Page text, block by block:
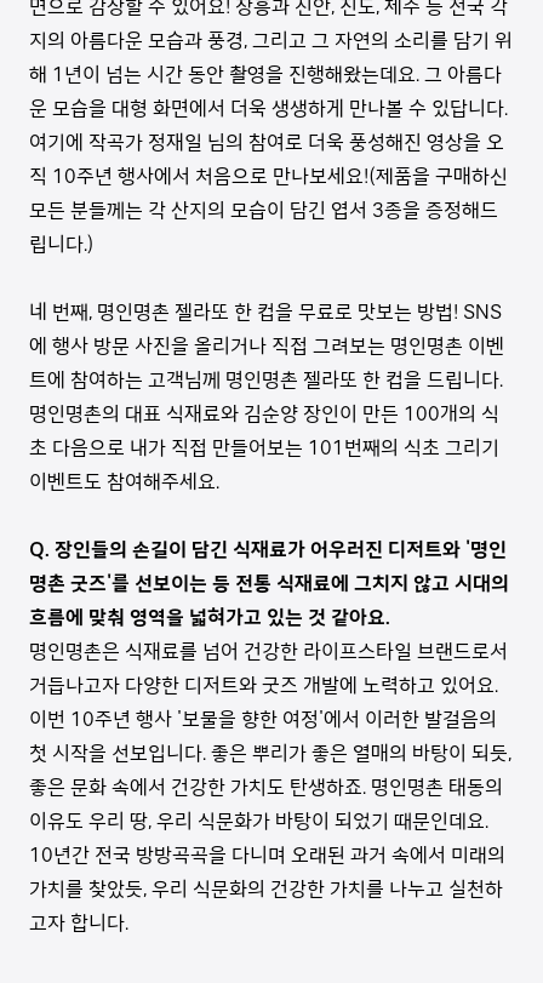
면으로 감상할 수 있어요! 장흥과 신안, 진도, 제주 등 전국 각
지의 아름다운 모습과 풍경, 그리고 그 자연의 소리를 담기 위
해 1년이 넘는 시간 동안 촬영을 진행해왔는데요. 그 아름다
운 모습을 대형 화면에서 더욱 생생하게 만나볼 수 있답니다.
여기에 작곡가 정재일 님의 참여로 더욱 풍성해진 영상을 오
직 10주년 행사에서 처음으로 만나보세요!(제품을 구매하신
모든 분들께는 각 산지의 모습이 담긴 엽서 3종을 증정해드
립니다.)
네 번째, 명인명촌 젤라또 한 컵을 무료로 맛보는 방법! SNS
에 행사 방문 사진을 올리거나 직접 그려보는 명인명촌 이벤
트에 참여하는 고객님께 명인명촌 젤라또 한 컵을 드립니다.
명인명촌의 대표 식재료와 김순양 장인이 만든 100개의 식
초 다음으로 내가 직접 만들어보는 101번째의 식초 그리기
이벤트도 참여해주세요.
Q. 장인들의 손길이 담긴 식재료가 어우러진 디저트와 '명인
명촌 굿즈'를 선보이는 등 전통 식재료에 그치지 않고 시대의
흐름에 맞춰 영역을 넓혀가고 있는 것 같아요.
명인명촌은 식재료를 넘어 건강한 라이프스타일 브랜드로서
거듭나고자 다양한 디저트와 굿즈 개발에 노력하고 있어요.
이번 10주년 행사 '보물을 향한 여정'에서 이러한 발걸음의
첫 시작을 선보입니다. 좋은 뿌리가 좋은 열매의 바탕이 되듯,
좋은 문화 속에서 건강한 가치도 탄생하죠. 명인명촌 태동의
이유도 우리 땅, 우리 식문화가 바탕이 되었기 때문인데요.
10년간 전국 방방곡곡을 다니며 오래된 과거 속에서 미래의
가치를 찾았듯, 우리 식문화의 건강한 가치를 나누고 실천하
고자 합니다.